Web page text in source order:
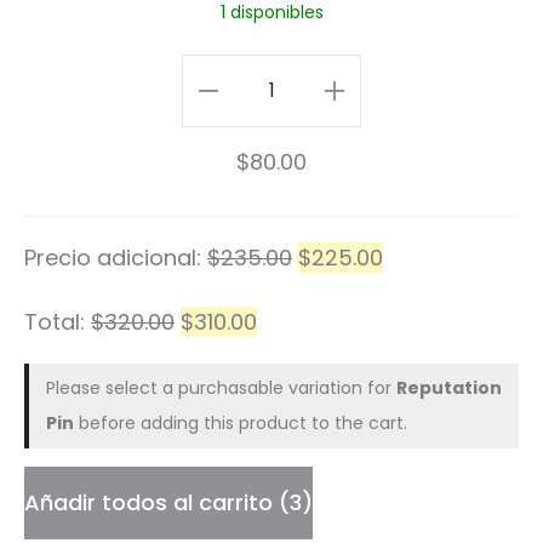
t
r
H
e
r
1 disponibles
Pin
Guitar
Hero
cantidad
$80.00
Precio adicional: $235.00 $225.00
Total: $320.00 $310.00
Please select a purchasable variation for Reputation
Pin before adding this product to the cart.
Añadir todos al carrito 3